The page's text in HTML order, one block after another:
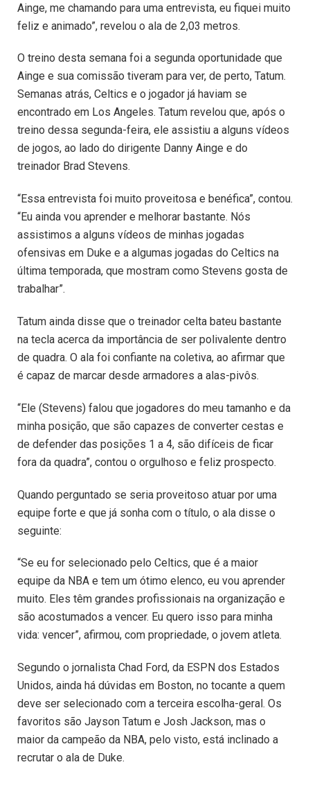
Ainge, me chamando para uma entrevista, eu fiquei muito
feliz e animado”, revelou o ala de 2,03 metros.
O treino desta semana foi a segunda oportunidade que
Ainge e sua comissão tiveram para ver, de perto, Tatum.
Semanas atrás, Celtics e o jogador já haviam se
encontrado em Los Angeles. Tatum revelou que, após o
treino dessa segunda-feira, ele assistiu a alguns vídeos
de jogos, ao lado do dirigente Danny Ainge e do
treinador Brad Stevens.
“Essa entrevista foi muito proveitosa e benéfica”, contou.
“Eu ainda vou aprender e melhorar bastante. Nós
assistimos a alguns vídeos de minhas jogadas
ofensivas em Duke e a algumas jogadas do Celtics na
última temporada, que mostram como Stevens gosta de
trabalhar”.
Tatum ainda disse que o treinador celta bateu bastante
na tecla acerca da importância de ser polivalente dentro
de quadra. O ala foi confiante na coletiva, ao afirmar que
é capaz de marcar desde armadores a alas-pivôs.
“Ele (Stevens) falou que jogadores do meu tamanho e da
minha posição, que são capazes de converter cestas e
de defender das posições 1 a 4, são difíceis de ficar
fora da quadra”, contou o orgulhoso e feliz prospecto.
Quando perguntado se seria proveitoso atuar por uma
equipe forte e que já sonha com o título, o ala disse o
seguinte:
“Se eu for selecionado pelo Celtics, que é a maior
equipe da NBA e tem um ótimo elenco, eu vou aprender
muito. Eles têm grandes profissionais na organização e
são acostumados a vencer. Eu quero isso para minha
vida: vencer”, afirmou, com propriedade, o jovem atleta.
Segundo o jornalista Chad Ford, da ESPN dos Estados
Unidos, ainda há dúvidas em Boston, no tocante a quem
deve ser selecionado com a terceira escolha-geral. Os
favoritos são Jayson Tatum e Josh Jackson, mas o
maior da campeão da NBA, pelo visto, está inclinado a
recrutar o ala de Duke.